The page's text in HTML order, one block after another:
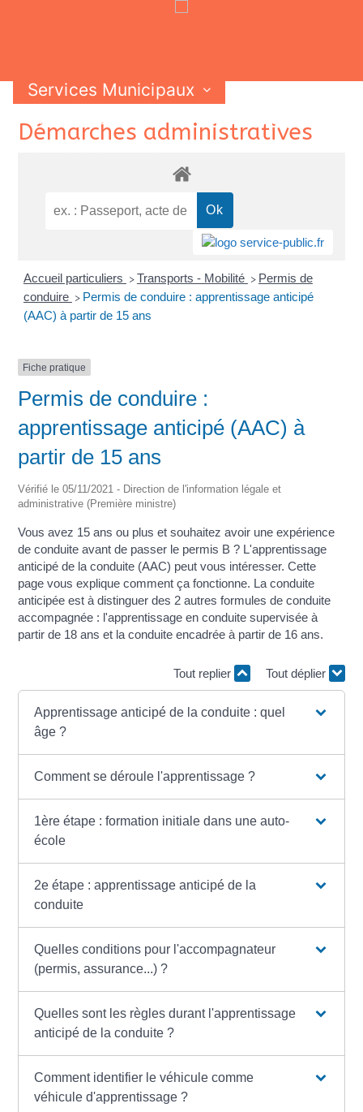
Services Municipaux
Vie Municipale
Vie Pratique
Contactez-nous
SkipDémarches administratives
Accueil particuliers > Transports - Mobilité > Permis de
conduire > Permis de conduire : apprentissage anticipé
(AAC) à partir de 15 ans
Fiche pratique
Permis de conduire :
apprentissage anticipé (AAC) à
partir de 15 ans
Vérifié le 05/11/2021 - Direction de l'information légale et
administrative (Première ministre)
Vous avez 15 ans ou plus et souhaitez avoir une expérience
de conduite avant de passer le permis B ? L'apprentissage
anticipé de la conduite (AAC) peut vous intéresser. Cette
page vous explique comment ça fonctionne. La conduite
anticipée est à distinguer des 2 autres formules de conduite
accompagnée : l'apprentissage en conduite supervisée à
partir de 18 ans et la conduite encadrée à partir de 16 ans.
Tout replier Tout déplier
Apprentissage anticipé de la conduite : quel
âge ?
Comment se déroule l'apprentissage ?
1ère étape : formation initiale dans une auto-
école
2e étape : apprentissage anticipé de la
conduite
Quelles conditions pour l'accompagnateur
(permis, assurance...) ?
Quelles sont les règles durant l'apprentissage
anticipé de la conduite ?
Comment identifier le véhicule comme
véhicule d'apprentissage ?